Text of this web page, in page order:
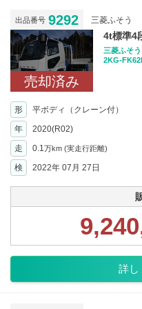
出品番号 9292 三菱ふそう
売却済み
4t標準4
三菱ふそ
2KG-
形 平ボディ（クレーン付）
年
2020(R02)
走 0.1万km (実走行距離)
検
2022年 07月 27日
詳し